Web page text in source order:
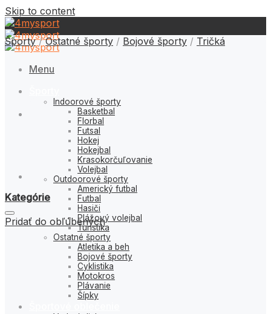
Skip to content
Menu
Indoorové športy
Basketbal
Florbal
Futsal
Hokej
Hokejbal
Krasokorčuľovanie
Volejbal
Outdoorové športy
Americký futbal
Futbal
Hasiči
Plážový volejbal
Turistika
Ostatné športy
Atletika a beh
Bojové športy
Cyklistika
Motokros
Plávanie
Šípky
Športy / Ostatné športy / Bojové športy / Tričká
Kategórie
Pridať do obľúbených